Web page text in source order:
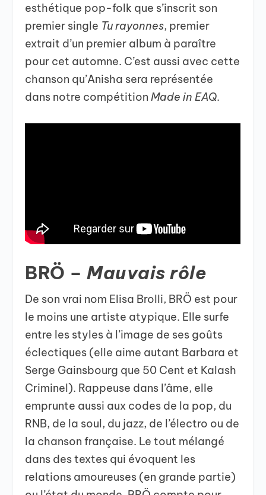
esthétique pop-folk que s’inscrit son
premier single Tu rayonnes, premier
extrait d’un premier album à paraître
pour cet automne. C’est aussi avec cette
chanson qu’Anisha sera représentée
dans notre compétitionMade in EAQ.
BRÖ –Mauvais rôle
De son vrai nom Elisa Brolli, BRÖ est pour
le moins une artiste atypique. Elle surfe
entre les styles à l’image de ses goûts
éclectiques (elle aime autant Barbara et
Serge Gainsbourg que 50 Cent et Kalash
Criminel). Rappeuse dans l’âme, elle
emprunte aussi aux codes de la pop, du
RNB, de la soul, du jazz, de l’électro ou de
la chanson française. Le tout mélangé
dans des textes qui évoquent les
relations amoureuses (en grande partie)